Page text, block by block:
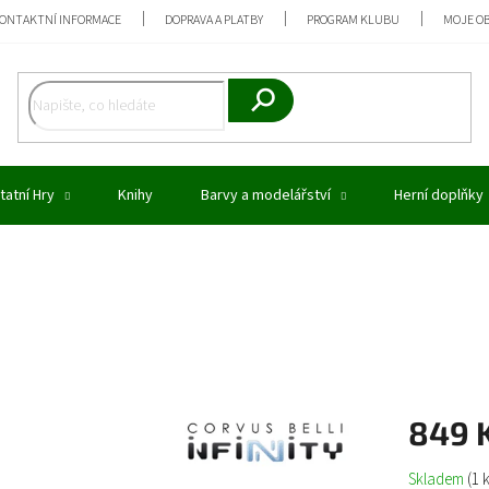
INFORMACE DOPRAVA A PLATBY PROGRAM KLUBU MOJE
Hry Knihy Barvy a modelářství Herní doplňky
849
Měrná
Skladem (1